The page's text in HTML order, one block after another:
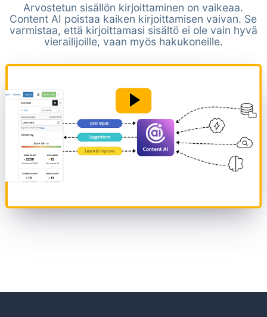
Arvostetun sisällön kirjoittaminen on vaikeaa.
Content AI poistaa kaiken kirjoittamisen vaivan. Se
varmistaa, että kirjoittamasi sisältö ei ole vain hyvä
vierailijoille, vaan myös hakukoneille.